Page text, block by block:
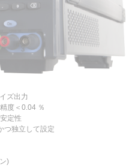
ズ出力
度＜0.04 ％
定性
つ独立して設定
)